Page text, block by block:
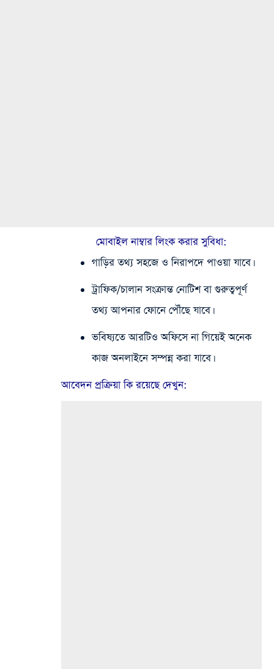
মোবাইল নাম্বার লিংক করার সুবিধা:
গাড়ির তথ্য সহজে ও নিরাপদে পাওয়া যাবে।
ট্রাফিক/চালান সংক্রান্ত নোটিশ বা গুরুত্বপূর্ণ
তথ্য আপনার ফোনে পৌঁছে যাবে।
ভবিষ্যতে আরটিও অফিসে না গিয়েই অনেক
কাজ অনলাইনে সম্পন্ন করা যাবে।
আবেদন প্রক্রিয়া কি রয়েছে দেখুন: